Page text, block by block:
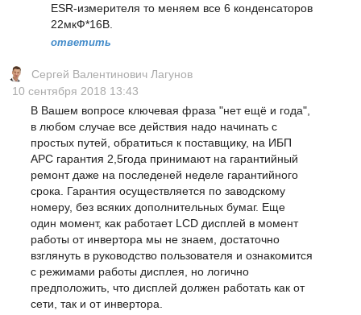
ESR-измерителя то меняем все 6 конденсаторов
22мкФ*16В.
ответить
Сергей Валентинович Лагунов
10 сентября 2018 13:43
В Вашем вопросе ключевая фраза "нет ещё и года",
в любом случае все действия надо начинать с
простых путей, обратиться к поставщику, на ИБП
APC гарантия 2,5года принимают на гарантийный
ремонт даже на последеней неделе гарантийного
срока. Гарантия осуществляется по заводскому
номеру, без всяких дополнительных бумаг. Еще
один момент, как работает LCD дисплей в момент
работы от инвертора мы не знаем, достаточно
взглянуть в руководство пользователя и ознакомится
с режимами работы дисплея, но логично
предположить, что дисплей должен работать как от
сети, так и от инвертора.